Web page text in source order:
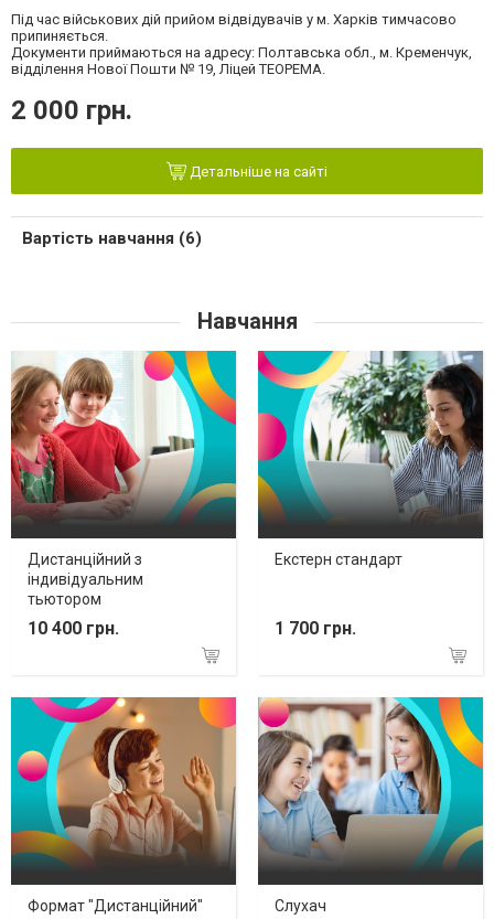
Під час військових дій прийом відвідувачів у м. Харків тимчасово
припиняється.
Документи приймаються на адресу: Полтавська обл., м. Кременчук,
відділення Нової Пошти № 19, Ліцей ТЕОРЕМА.
2 000 грн.
Детальніше на сайті
Вартість навчання (6)
Навчання
Дистанційний з
індивідуальним
тьютором
10 400 грн.
Екстерн стандарт
1 700 грн.
Формат "Дистанційний" Слухач